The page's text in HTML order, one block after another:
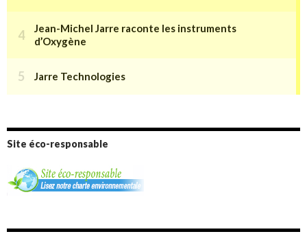
Site éco-responsable